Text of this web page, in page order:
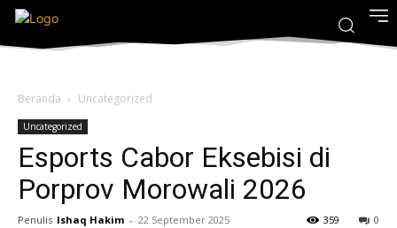
Beranda Uncategorized
Uncategorized
Esports Cabor Eksebisi di
Porprov Morowali 2026
Penulis Ishaq Hakim - 22 September 2025 0
359